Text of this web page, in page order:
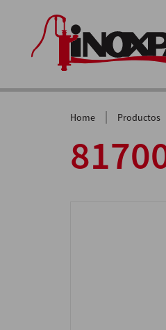
Home | Productos